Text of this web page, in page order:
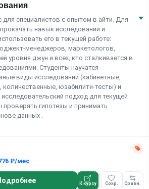
для специалистов с опытом в айти. Для
прокачать навык исследований и
его в текущей работе:
менеджеров, маркетологов,
уровня джун и всех, кто сталкивается в
Студенты научатся
виды исследований (кабинетные,
количественные, юзабилити-тесты) и
подход для текущей
гипотезы и принимать
данных .
₽/мес
К курсу Сохр. Сравн.